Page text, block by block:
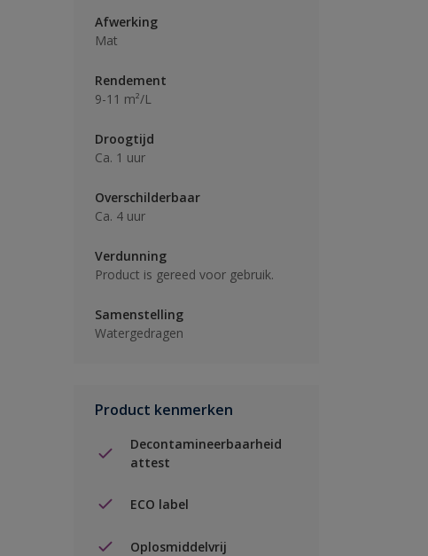
Afwerking
Mat
Rendement
9-11 m²/L
Droogtijd
Ca. 1 uur
Overschilderbaar
Ca. 4 uur
Verdunning
Product is gereed voor gebruik.
Samenstelling
Watergedragen
Product kenmerken
Decontamineerbaarheid
attest
ECO label
Oplosmiddelvrij